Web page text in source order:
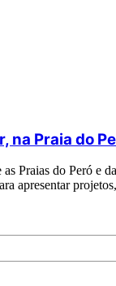
na Praia do
Praias do Peró
apresentar